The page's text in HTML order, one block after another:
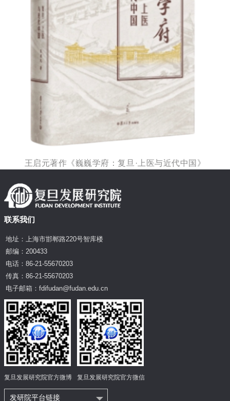
王启元著作《巍巍学府：复旦·上医与近代中国》
联系我们
地址：上海市邯郸路220号智库楼
邮编：200433
电话：86-21-55670203
传真：86-21-55670203
电子邮箱：fdifudan@fudan.edu.cn
复旦发展研究院官方微博 复旦发展研究院官方微信
发研院平台链接